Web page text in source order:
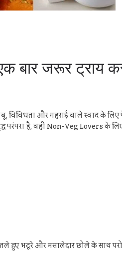
बार जरूर ट्राय
और गहराई वाले स्वाद के लिए
है, वहीं Non-Veg Lovers के
भटूरे और मसालेदार छोले के साथ